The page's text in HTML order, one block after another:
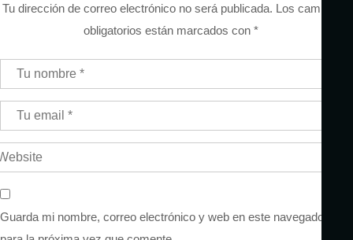
Tu dirección de correo electrónico no será publicada. Los campos
obligatorios están marcados con *
Guarda mi nombre, correo electrónico y web en este navegador